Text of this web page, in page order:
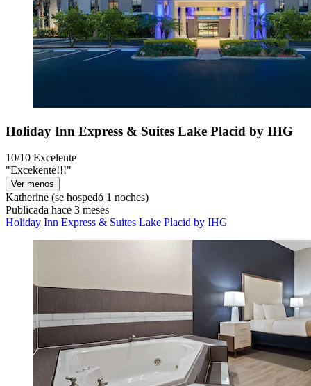
Holiday Inn Express & Suites Lake Placid by IHG
10/10 Excelente
"Excekente!!!"
Ver menos
Katherine (se hospedó 1 noches)
Publicada hace 3 meses
Holiday Inn Express & Suites Lake Placid by IHG